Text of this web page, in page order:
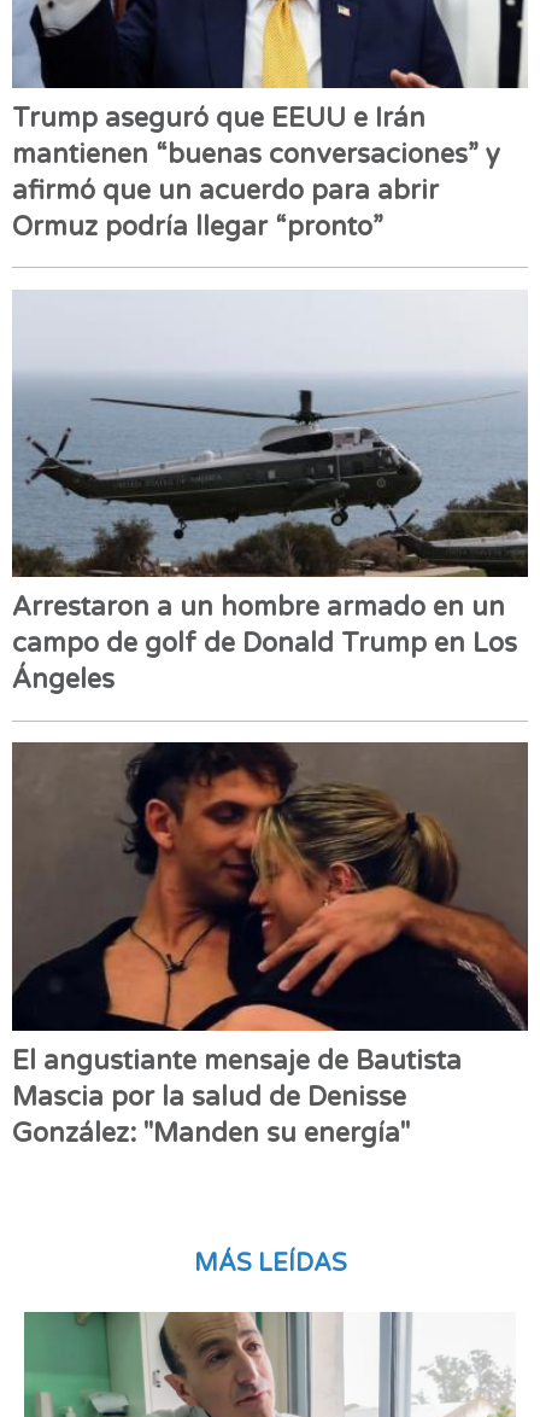
Trump aseguró que EEUU e Irán
mantienen “buenas conversaciones” y
afirmó que un acuerdo para abrir
Ormuz podría llegar “pronto”
Arrestaron a un hombre armado en un
campo de golf de Donald Trump en Los
Ángeles
El angustiante mensaje de Bautista
Mascia por la salud de Denisse
González: "Manden su energía"
MÁS LEÍDAS